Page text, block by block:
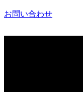
お問い合わせ